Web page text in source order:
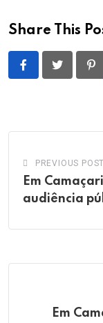
Share This
PREVIOUS POST
Em
audiência
Em